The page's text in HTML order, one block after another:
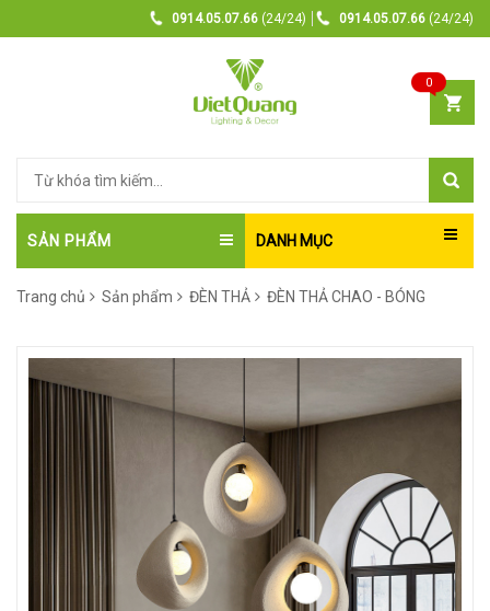
0914.05.07.66 (24/24) 0914.05.07.66 (24/24)
0
SẢN PHẨM DANH MỤC
Trang chủ Sản phẩm ĐÈN THẢ ĐÈN THẢ CHAO - BÓNG